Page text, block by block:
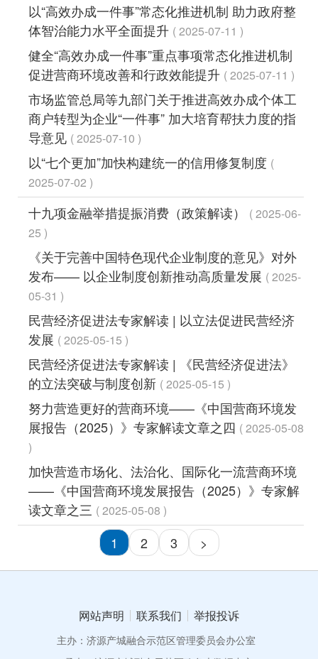
以“高效办成一件事”常态化推进机制 助力政府整
体智治能力水平全面提升
2025-07-11
健全“高效办成一件事”重点事项常态化推进机制
促进营商环境改善和行政效能提升
2025-07-11
市场监管总局等九部门关于推进高效办成个体工
商户转型为企业“一件事” 加大培育帮扶力度的指
导意见
2025-07-10
以“七个更加”加快构建统一的信用修复制度
2025-07-02
十九项金融举措提振消费（政策解读）
2025-06-
25
《关于完善中国特色现代企业制度的意见》对外
发布—— 以企业制度创新推动高质量发展
2025-
05-31
民营经济促进法专家解读 | 以立法促进民营经济
发展
2025-05-15
民营经济促进法专家解读 | 《民营经济促进法》
的立法突破与制度创新
2025-05-15
努力营造更好的营商环境——《中国营商环境发
展报告（2025）》专家解读文章之四
2025-05-08
加快营造市场化、法治化、国际化一流营商环境
——《中国营商环境发展报告（2025）》专家解
读文章之三
2025-05-08
1 2 3 >
网站声明 联系我们 举报投诉
主办：济源产城融合示范区管理委员会办公室